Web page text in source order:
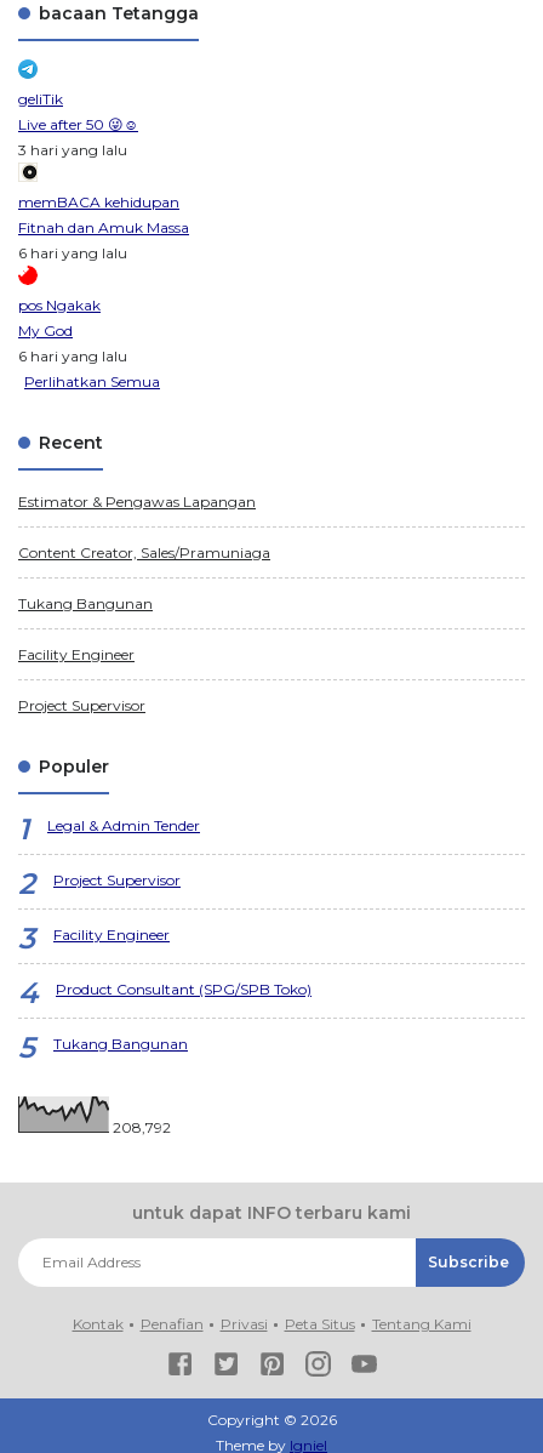
bacaan Tetangga
geliTik
Live after 50 😜☺️
3 hari yang lalu
memBACA kehidupan
Fitnah dan Amuk Massa
6 hari yang lalu
pos Ngakak
My God
6 hari yang lalu
Perlihatkan Semua
Recent
Estimator & Pengawas Lapangan
Content Creator, Sales/Pramuniaga
Tukang Bangunan
Facility Engineer
Project Supervisor
Populer
Legal & Admin Tender
Project Supervisor
Facility Engineer
Product Consultant (SPG/SPB Toko)
Tukang Bangunan
208,792
untuk dapat INFO terbaru kami
Kontak Penafian Privasi Peta Situs Tentang Kami
Copyright © 2026
Theme by Igniel